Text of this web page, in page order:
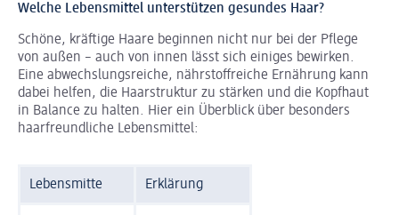
Welche Lebensmittel unterstützen gesundes Haar?
Schöne, kräftige Haare beginnen nicht nur bei der Pflege
von außen – auch von innen lässt sich einiges bewirken.
Eine abwechslungsreiche, nährstoffreiche Ernährung kann
dabei helfen, die Haarstruktur zu stärken und die Kopfhaut
in Balance zu halten. Hier ein Überblick über besonders
haarfreundliche Lebensmittel:
Lebensmitte Erklärung